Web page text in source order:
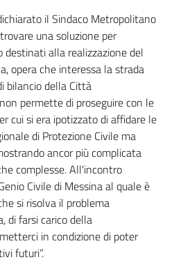
il Sindaco Metropolitano
una soluzione per
destinati alla realizzazione del
opera che interessa la strada
bilancio della Città
permette di proseguire con le
cui si era ipotizzato di affidare le
di Protezione Civile ma
ancor più complicata
complesse. All'incontro
Civile di Messina al quale è
si risolva il problema
di farsi carico della
in condizione di poter
futuri”.